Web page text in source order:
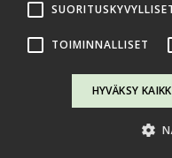
Liity kannatusjäseneksi
TOIMINNALLISET
HYVÄKSY